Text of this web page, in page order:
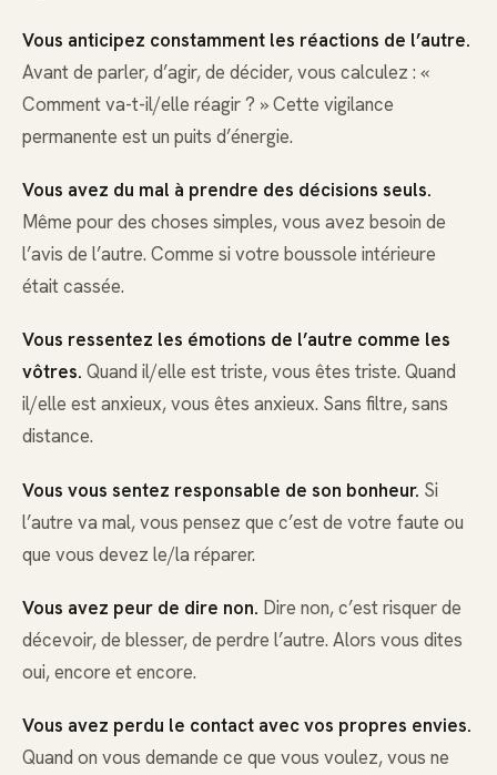
Vous anticipez constamment les réactions de l’autre.
Avant de parler, d’agir, de décider, vous calculez : «
Comment va-t-il/elle réagir ? » Cette vigilance
permanente est un puits d’énergie.
Vous avez du mal à prendre des décisions seuls.
Même pour des choses simples, vous avez besoin de
l’avis de l’autre. Comme si votre boussole intérieure
était cassée.
Vous ressentez les émotions de l’autre comme les
vôtres. Quand il/elle est triste, vous êtes triste. Quand
il/elle est anxieux, vous êtes anxieux. Sans filtre, sans
distance.
Vous vous sentez responsable de son bonheur. Si
l’autre va mal, vous pensez que c’est de votre faute ou
que vous devez le/la réparer.
Vous avez peur de dire non. Dire non, c’est risquer de
décevoir, de blesser, de perdre l’autre. Alors vous dites
oui, encore et encore.
Vous avez perdu le contact avec vos propres envies.
Quand on vous demande ce que vous voulez, vous ne